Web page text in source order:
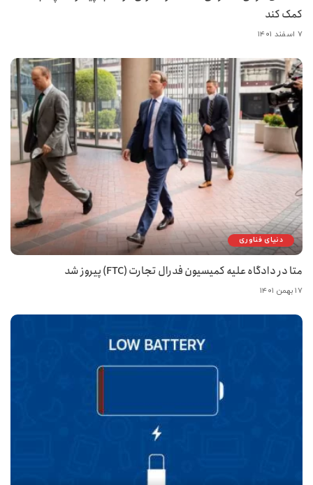
کمک کند
۷ اسفند ۱۴۰۱
دنیای فناوری
متا در دادگاه علیه کمیسیون فدرال تجارت (FTC) پیروز شد
۱۷ بهمن ۱۴۰۱